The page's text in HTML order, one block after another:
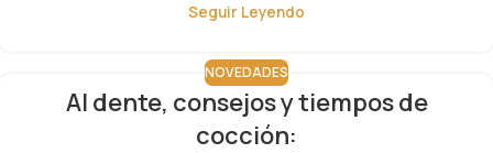
Seguir Leyendo
NOVEDADES
Al dente, consejos y tiempos de
cocción: